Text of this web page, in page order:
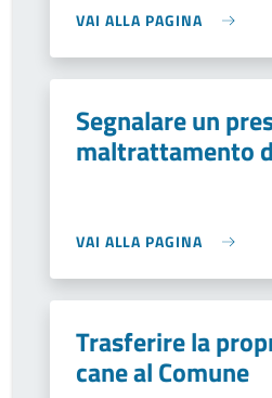
VAI ALLA PAGINA
Segnalare un
maltrattamento
VAI ALLA PAGINA
Trasferire la
cane al Comune